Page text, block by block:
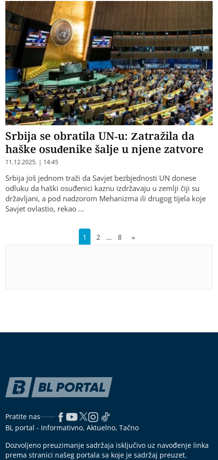
Srbija se obratila UN-u: Zatražila da
haške osuđenike šalje u njene zatvore
11.12.2025. | 14:45
Srbija još jednom traži da Savjet bezbjednosti UN donese
odluku da haški osuđenici kaznu izdržavaju u zemlji čiji su
državljani, a pod nadzorom Mehanizma ili drugog tijela koje
Savjet ovlastio, rekao …
1 2 … 8 »
Pratite nas
BL portal - Informativno, Aktuelno, Tačno
Dozvoljeno preuzimanje sadržaja isključivo uz navođenje linka
prema stranici našeg portala sa koje je sadržaj preuzet.